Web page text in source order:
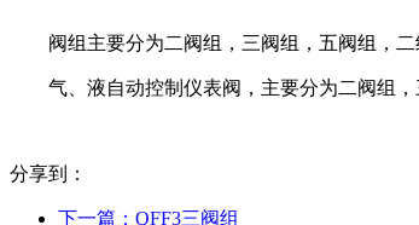
阀组主要分为二阀组，三阀组，五阀组，
气、液自动控制仪表阀，主要分为二阀组
分享到：
下一篇： QFF3三阀组